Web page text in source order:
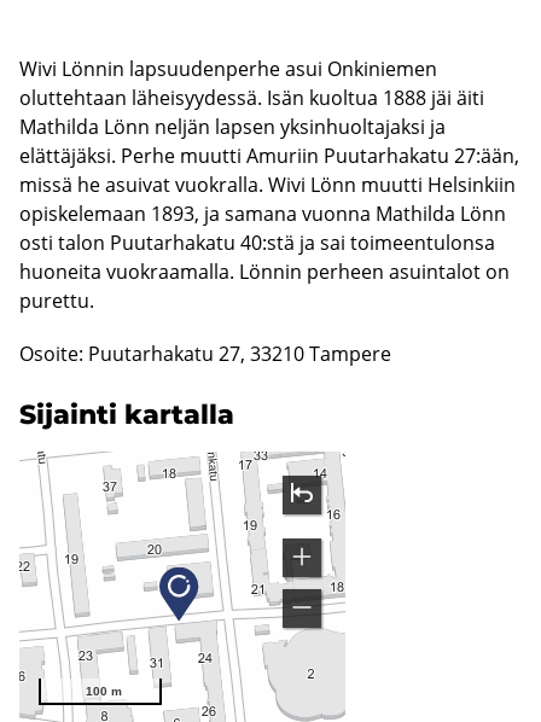
Wivi Lönnin lapsuudenperhe asui Onkiniemen
oluttehtaan läheisyydessä. Isän kuoltua 1888 jäi äiti
Mathilda Lönn neljän lapsen yksinhuoltajaksi ja
elättäjäksi. Perhe muutti Amuriin Puutarhakatu 27:ään,
missä he asuivat vuokralla. Wivi Lönn muutti Helsinkiin
opiskelemaan 1893, ja samana vuonna Mathilda Lönn
osti talon Puutarhakatu 40:stä ja sai toimeentulonsa
huoneita vuokraamalla. Lönnin perheen asuintalot on
purettu.
Osoite: Puutarhakatu 27, 33210 Tampere
Si­jain­ti kar­tal­la